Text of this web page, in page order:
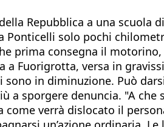
Repubblica a una scuola
solo pochi
prima consegna il
Fuorigrotta, versa in
in diminuzione. Può
sporgere denuncia. "A
come verrà dislocato il